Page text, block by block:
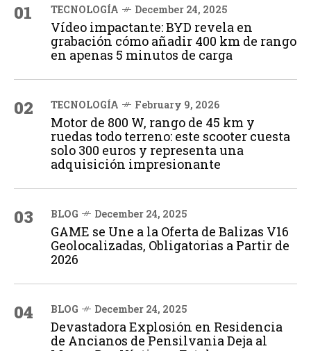
01 TECNOLOGÍA December 24, 2025
Vídeo impactante: BYD revela en
grabación cómo añadir 400 km de rango
en apenas 5 minutos de carga
02 TECNOLOGÍA February 9, 2026
Motor de 800 W, rango de 45 km y
ruedas todo terreno: este scooter cuesta
solo 300 euros y representa una
adquisición impresionante
03 BLOG December 24, 2025
GAME se Une a la Oferta de Balizas V16
Geolocalizadas, Obligatorias a Partir de
2026
04 BLOG December 24, 2025
Devastadora Explosión en Residencia
de Ancianos de Pensilvania Deja al